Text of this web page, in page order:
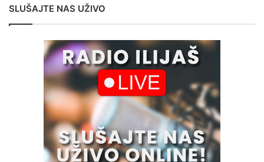
SLUŠAJTE NAS UŽIVO